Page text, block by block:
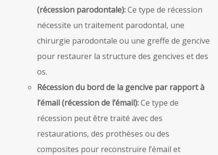
(récession parodontale):Ce type de récession
nécessite un traitement parodontal, une
chirurgie parodontale ou une greffe de gencive
pour restaurer la structure des gencives et des
os.
Récession du bord de la gencive par rapport à
l’émail (récession de l’émail):Ce type de
récession peut être traité avec des
restaurations, des prothèses ou des
composites pour reconstruire l’émail et